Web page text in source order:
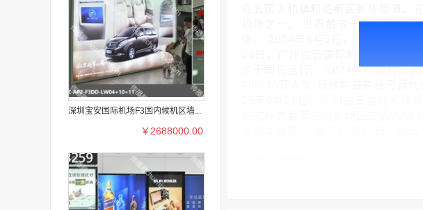
深圳宝安国际机场F3国内候机区墙...
￥2688000.00
机场之一， 世界前五十位主要机
场。 2004年8月5日，新广州白云
也于同日运行。 2024年广州白云